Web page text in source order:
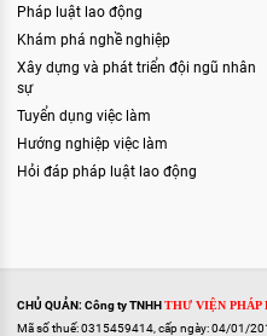
Pháp luật lao động
Khám phá nghề nghiệp
Xây dựng và phát triển đội ngũ nhân
sự
Tuyển dụng việc làm
Hướng nghiệp việc làm
Hỏi đáp pháp luật lao động
CHỦ QUẢN: Công ty TNHHTHƯ VIỆN PHÁP
Mã số thuế: 0315459414, cấp ngày: 04/01/